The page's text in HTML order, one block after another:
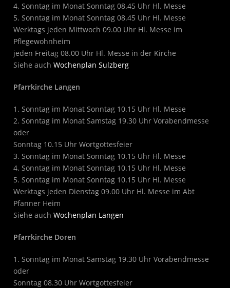
4. Sonntag im Monat Sonntag 08.45 Uhr Hl. Messe
5. Sonntag im Monat Sonntag 08.45 Uhr Hl. Messe
Werktags jeden Mittwoch 09.00 Uhr Hl. Messe im
Pflegewohnheim
jeden Freitag 08.00 Uhr Hl. Messe in der Kirche
Siehe auchWochenplan Sulzberg
Pfarrkirche Langen
1. Sonntag im Monat Sonntag 10.15 Uhr Hl. Messe
2. Sonntag im Monat Samstag 19.30 Uhr Vorabendmesse
oder
Sonntag 10.15 Uhr Wortgottesfeier
3. Sonntag im Monat Sonntag 10.15 Uhr Hl. Messe
4. Sonntag im Monat Sonntag 10.15 Uhr Hl. Messe
5. Sonntag im Monat Sonntag 10.15 Uhr Hl. Messe
Werktags jeden Dienstag 09.00 Uhr Hl. Messe im Abt
Pfanner Heim
Siehe auchWochenplan Langen
Pfarrkirche Doren
1. Sonntag im Monat Samstag 19.30 Uhr Vorabendmesse
oder
Sonntag 08.30 Uhr Wortgottesfeier